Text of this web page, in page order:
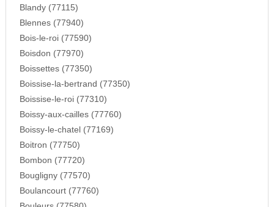
Blandy (77115)
Blennes (77940)
Bois-le-roi (77590)
Boisdon (77970)
Boissettes (77350)
Boissise-la-bertrand (77350)
Boissise-le-roi (77310)
Boissy-aux-cailles (77760)
Boissy-le-chatel (77169)
Boitron (77750)
Bombon (77720)
Bougligny (77570)
Boulancourt (77760)